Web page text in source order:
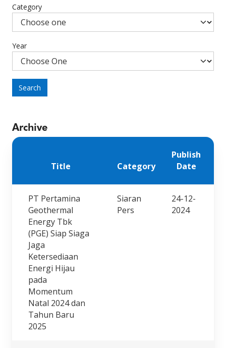
Category
Year
Search
Archive
Title Category
Publish
Date
PT Pertamina
Geothermal
Energy Tbk
(PGE) Siap Siaga
Jaga
Ketersediaan
Energi Hijau
pada
Momentum
Natal 2024 dan
Tahun Baru
2025
Siaran
Pers
24-12-
2024